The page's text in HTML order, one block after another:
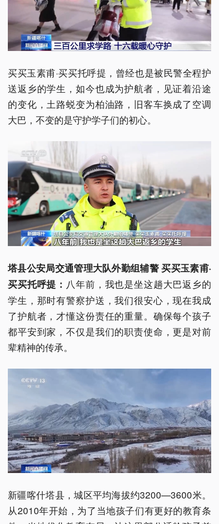
买买玉素甫·买买托呼提，曾经也是被民警全程护
送返乡的学生，如今也成为护航者，见证着沿途
的变化，土路蜕变为柏油路，旧客车换成了空调
大巴，不变的是守护学子们的初心。
塔县公安局交通管理大队外勤组辅警 买买玉素甫·
买买托呼提： 八年前，我也是坐这趟大巴返乡的
学生，那时有警察护送，我们很安心，现在我成
了护航者，才懂这份责任的重量。确保每个孩子
都平安到家，不仅是我们的职责使命，更是对前
辈精神的传承。
新疆喀什塔县，城区平均海拔约3200—3600米。
从2010年开始，为了当地孩子们有更好的教育条